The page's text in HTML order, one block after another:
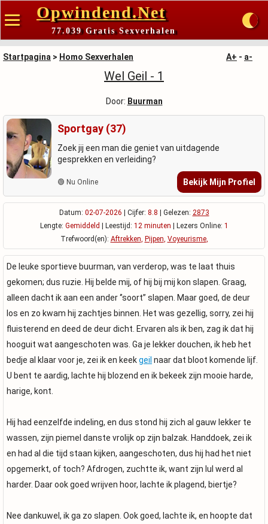
Opwindend.Net
77.039 Gratis Sexverhalen
Startpagina > Homo Sexverhalen A+ - a-
Wel Geil - 1
Door: Buurman
Sportgay (37)
Zoek jij een man die geniet van uitdagende
gesprekken en verleiding?
🟢 Nu Online Bekijk Mijn Profiel
Datum: 02-07-2026 | Cijfer: 8.8 | Gelezen: 2873
Lengte: Gemiddeld | Leestijd: 12 minuten | Lezers Online: 1
Trefwoord(en): Aftrekken, Pijpen, Voyeurisme,
De leuke sportieve buurman, van verderop, was te laat thuis
gekomen; dus ruzie. Hij belde mij, of hij bij mij kon slapen. Graag,
alleen dacht ik aan een ander ‘’soort’’ slapen. Maar goed, de deur
los en zo kwam hij zachtjes binnen. Het was gezellig, sorry, zei hij
fluisterend en deed de deur dicht. Ervaren als ik ben, zag ik dat hij
hooguit wat aangeschoten was. Ga je lekker douchen, ik heb het
bedje al klaar voor je, zei ik en keekgeil naar dat bloot komende lijf.
U bent te aardig, lachte hij blozend en ik bekeek zijn mooie harde,
harige, kont.
Hij had eenzelfde indeling, en dus stond hij zich al gauw lekker te
wassen, zijn piemel danste vrolijk op zijn balzak. Handdoek, zei ik
en had al die tijd staan kijken, aangeschoten, dus hij had het niet
opgemerkt, of toch? Afdrogen, zuchtte ik, want zijn lul werd al
harder. Daar ook goed wrijven hoor, lachte ik plagend, biertje?
Nee dankuwel, ik ga zo slapen. Ook goed, lachte ik, en hoopte dat